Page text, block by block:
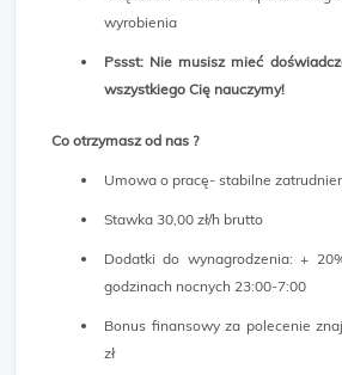
wyrobienia
Pssst: Nie musisz mieć
wszystkiego Cię nauczymy!
Co otrzymasz od nas ?
Umowa o pracę- stabilne
Stawka 30,00 zł/h brutto
Dodatki do wynagrodzenia: +
godzinach nocnych 23:00-7:00
Bonus finansowy za polecenie
zł